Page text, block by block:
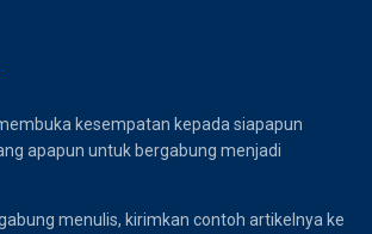
kesempatan kepada siapapun
apapun untuk bergabung menjadi
menulis, kirimkan contoh artikelnya ke